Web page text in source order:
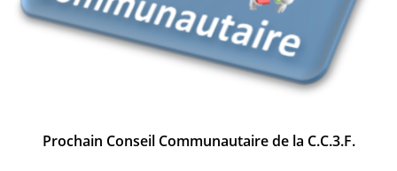
Prochain Conseil Communautaire de la C.C.3.F.